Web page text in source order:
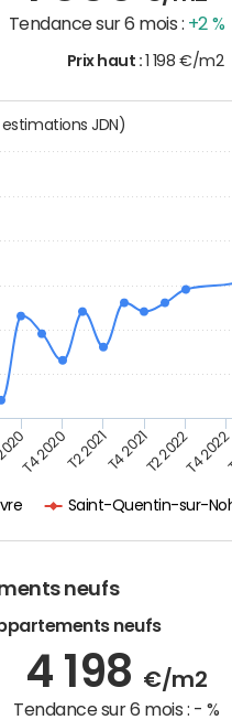
Tendance sur 6 mois : +2 %
Prix haut : 1 198 €/m2
: estimations JDN)
Saint-Quentin-sur-
T4 2020T2 2021T4 2021T2 2022T4 2022
neufs
neufs
4 198 €/m2
Tendance sur 6 mois : - %